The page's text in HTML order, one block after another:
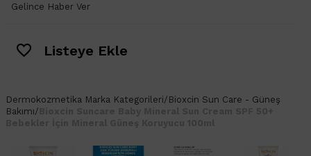
Gelince Haber Ver
Listeye Ekle
Dermokozmetika Marka Kategorileri/ Bioxcin Sun Care - Güneş
Bakımı/